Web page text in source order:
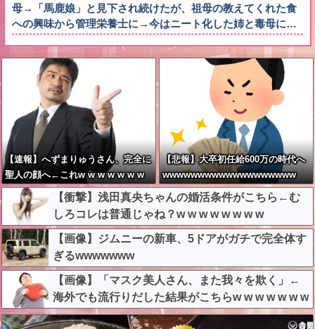
母→「馬鹿娘」と見下され続けたが、祖母の教えてくれた食
への興味から管理栄養士に→今はニート化した姉と毒母に…
【速報】へずまりゅうさん、完全に
聖人の顔へ←これw w w w w w w
w
【悲報】大卒初任給600万の時代へ
wwwwwwwwwwwwwwwwwww
【衝撃】浅田真央ちゃんの婚活条件がこちら←む
しろコレは普通じゃね？w w w w w w w w
【画像】ジムニーの新車、5ドアがガチで完全体す
ぎるwwwwwww
【画像】「マスク美人さん、また我々を欺く」←
海外でも流行りだした結果がこちらw w w w w w w